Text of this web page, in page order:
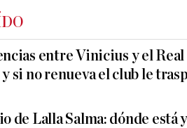
entre Vinicius y el
si no renueva el club le
de Lalla Salma: dónde está